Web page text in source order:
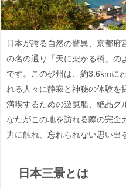
日本が誇る自然の驚異、京都府
の名の通り「天に架かる橋」の
です。この砂州は、約3.6kmに
れる人々に静寂と神秘の体験を
満喫するための遊覧船、絶品グ
なたがこの地を訪れる際の完全
力に触れ、忘れられない思い出
日本三景とは